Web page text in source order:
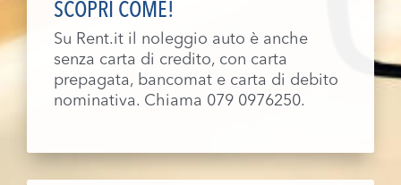
SCOPRI COME!
Su Rent.it il noleggio auto è anche
senza carta di credito, con carta
prepagata, bancomat e carta di debito
nominativa. Chiama 079 0976250.